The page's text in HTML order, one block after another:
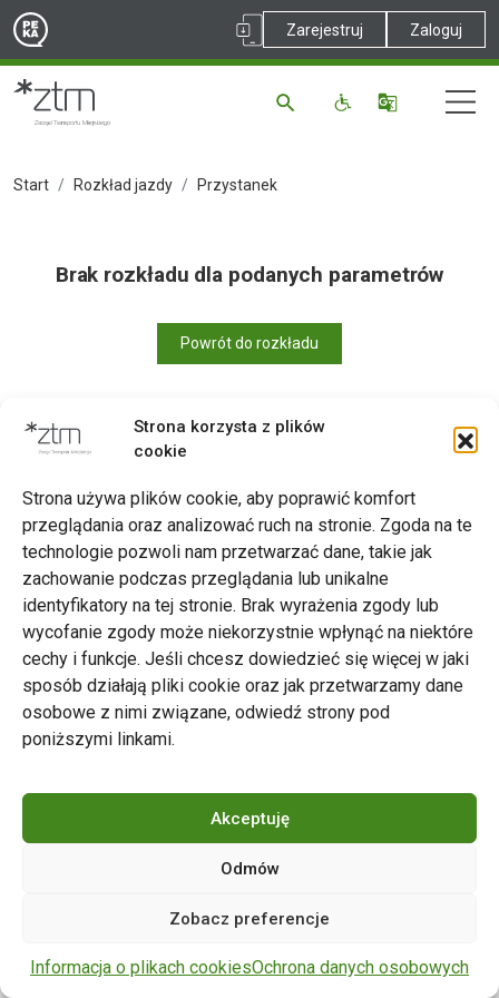
Strona korzysta z plików
cookie
Strona używa plików cookie, aby poprawić komfort
przeglądania oraz analizować ruch na stronie. Zgoda na te
technologie pozwoli nam przetwarzać dane, takie jak
zachowanie podczas przeglądania lub unikalne
identyfikatory na tej stronie. Brak wyrażenia zgody lub
wycofanie zgody może niekorzystnie wpłynąć na niektóre
cechy i funkcje. Jeśli chcesz dowiedzieć się więcej w jaki
sposób działają pliki cookie oraz jak przetwarzamy dane
osobowe z nimi związane, odwiedź strony pod
poniższymi linkami.
Akceptuję
Odmów
Zobacz preferencje
Informacja o plikach cookiesOchrona danych osobowych
Zarejestruj Zaloguj
Start Rozkład jazdy Przystanek
Brak rozkładu dla podanych parametrów
Powrót do rozkładu
Zarząd Transportu Miejskiego w Poznaniu
Napisz do nas
tel. 61 646 33 44
ul. Matejki 59, 60-770 Poznań
zastrzeżone.